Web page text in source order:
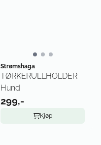
Strømshaga
TØRKERULLHOLDER
Hund
299,-
Kjøp